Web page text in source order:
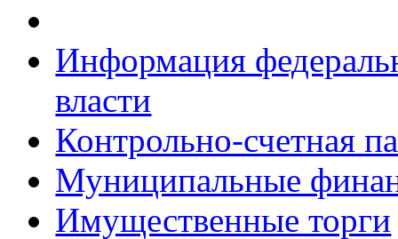
Информация
власти
Контрольно-счетная
Муниципальные
Имущественные торги